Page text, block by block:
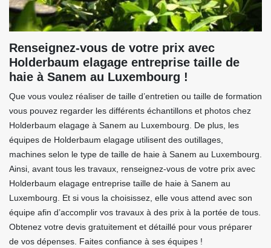
Renseignez-vous de votre prix avec
Holderbaum elagage entreprise taille de
haie à Sanem au Luxembourg !
Que vous voulez réaliser de taille d’entretien ou taille de formation
vous pouvez regarder les différents échantillons et photos chez
Holderbaum elagage à Sanem au Luxembourg. De plus, les
équipes de Holderbaum elagage utilisent des outillages,
machines selon le type de taille de haie à Sanem au Luxembourg.
Ainsi, avant tous les travaux, renseignez-vous de votre prix avec
Holderbaum elagage entreprise taille de haie à Sanem au
Luxembourg. Et si vous la choisissez, elle vous attend avec son
équipe afin d’accomplir vos travaux à des prix à la portée de tous.
Obtenez votre devis gratuitement et détaillé pour vous préparer
de vos dépenses. Faites confiance à ses équipes !